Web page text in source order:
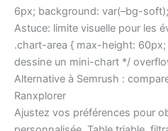
6px; background: var(–bg-
Astuce: limite visuelle pour les
.chart-area { max-height:
dessine un mini-chart */
Alternative à Semrush :
Ranxplorer
Ajustez vos préférences pour